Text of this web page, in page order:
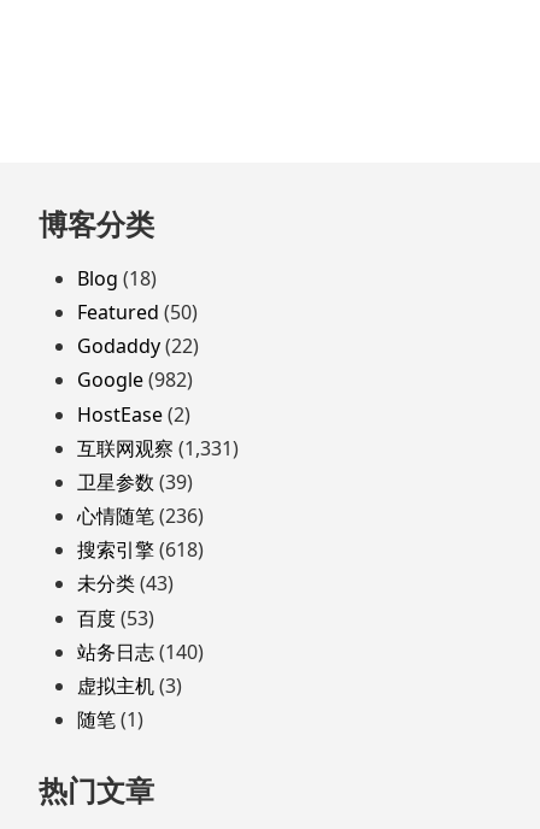
跳
至
页
脚
博客分类
Blog (18)
Featured (50)
Godaddy(22)
Google(982)
HostEase(2)
互联网观察 (1,331)
卫星参数 (39)
心情随笔(236)
搜索引擎(618)
未分类(43)
百度(53)
站务日志(140)
虚拟主机(3)
随笔(1)
热门文章